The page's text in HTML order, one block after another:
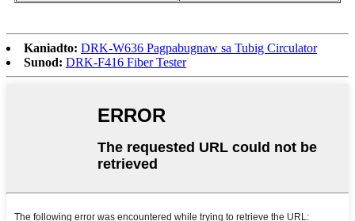
Kaniadto: DRK-W636 Pagpabugnaw sa Tubig Circulator
Sunod: DRK-F416 Fiber Tester